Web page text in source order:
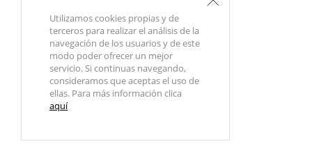
Utilizamos cookies propias y de
terceros para realizar el análisis de la
navegación de los usuarios y de este
modo poder ofrecer un mejor
servicio. Si continuas navegando,
consideramos que aceptas el uso de
ellas. Para más información clica
aquí